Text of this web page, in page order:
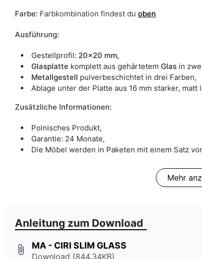
Farbe: Farbkombination findest du oben
Ausführung:
Gestellprofil: 20x20 mm,
Glasplatte komplett aus gehärtetem Glas in
Metallgestell pulverbeschichtet in drei Farben,
Ablage unter der Platte aus 16 mm starker, matt
Zusätzliche Informationen:
Polnisches Produkt,
Garantie: 24 Monate,
Die Möbel werden in Paketen mit einem Satz
Mehr
Anleitung zum Download
attach_file MA - CIRI SLIM GLASS
Download (844.34KB)